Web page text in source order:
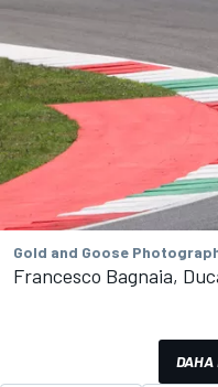
Gold and Goose
Francesco Bagnaia,
DAHA